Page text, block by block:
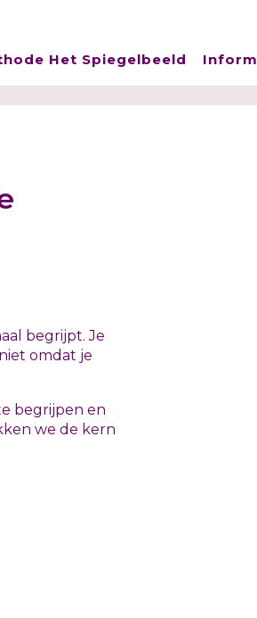
Het Spiegelbeeld
begrijpt. Je
omdat je
begrijpen en
we de kern